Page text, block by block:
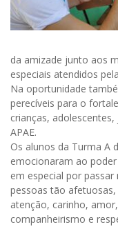
da amizade junto aos
especiais atendidos
Na oportunidade
perecíveis para o
crianças,
APAE.
Os alunos da Turma A
emocionaram ao
em especial por
pessoas tão
atenção, carinho,
companheirismo e